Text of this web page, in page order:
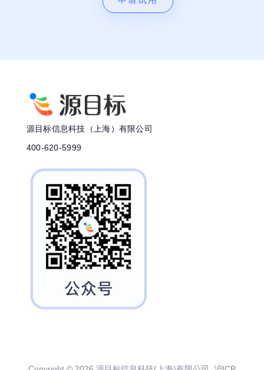
源目标信息科技（上海）有限公司
400-620-5999